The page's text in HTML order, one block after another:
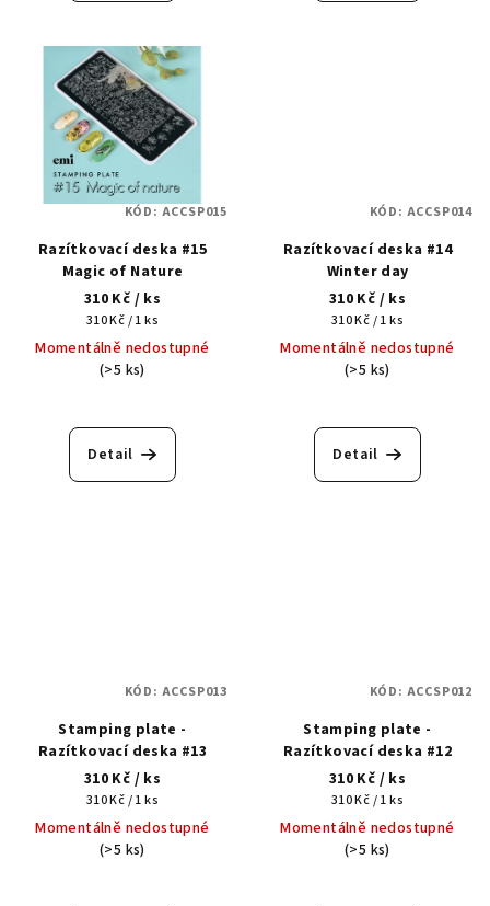
Razítkovací deska #15
Magic of Nature
310 Kč / ks
Měrná
cena:
310 Kč / 1 ks
Momentálně nedostupné
(>5 ks)
Detail
KÓD: ACCSP015
Razítkovací deska #14
Winter day
310 Kč / ks
Měrná
cena:
310 Kč / 1 ks
Momentálně nedostupné
(>5 ks)
Detail
KÓD: ACCSP014
Stamping plate -
Razítkovací deska #13
310 Kč / ks
Měrná
cena:
310 Kč / 1 ks
Momentálně nedostupné
(>5 ks)
KÓD: ACCSP013
Stamping plate -
Razítkovací deska #12
310 Kč / ks
Měrná
cena:
310 Kč / 1 ks
Momentálně nedostupné
(>5 ks)
KÓD: ACCSP012